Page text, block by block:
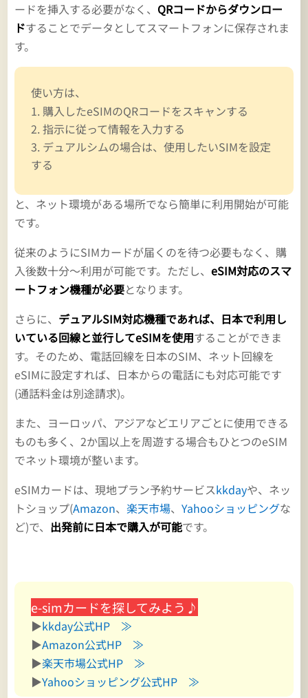
ードを挿入する必要がなく、 QRコードからダウンロー
ドすることでデータとしてスマートフォンに保存されま
す。
使い方は、
購入したeSIMのQRコードをスキャンする
指示に従って情報を入力する
デュアルシムの場合は、使用したいSIMを設定
する
と、ネット環境がある場所でなら簡単に利用開始が可能
です。
従来のようにSIMカードが届くのを待つ必要もなく、購
入後数十分～利用が可能です。ただし、eSIM対応のスマ
ートフォン機種が必要となります。
さらに、 デュアルSIM対応機種であれば、日本で利用し
いている回線と並行してeSIMを使用することができま
す。そのため、電話回線を日本のSIM、ネット回線を
eSIMに設定すれば、日本からの電話にも対応可能です
(通話料金は別途請求)。
また、ヨーロッパ、アジアなどエリアごとに使用できる
ものも多く、2か国以上を周遊する場合もひとつのeSIM
でネット環境が整います。
eSIMカードは、現地プラン予約サービスkkdayや、ネッ
トショップ(Amazon、楽天市場、Yahooショッピングな
ど)で、 出発前に日本で購入が可能です。
e-simカードを探してみよう♪
▶kkday公式HP ≫
▶Amazon公式HP ≫
▶楽天市場公式HP ≫
▶Yahooショッピング公式HP ≫